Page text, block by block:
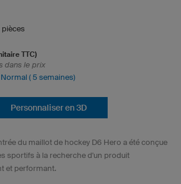
pièces
TTC)
dans le prix
( 5 semaines)
Personnaliser en 3D
du maillot de hockey D6 Hero a été conçue
sportifs à la recherche d'un produit
et performant.